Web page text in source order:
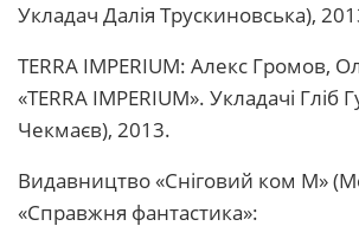
Укладач Далія Трускиновська),
TERRA IMPERIUM: Алекс Громов,
«TERRA IMPERIUM». Укладачі Гліб
Чекмаєв), 2013.
Видавництво «Сніговий ком М»
«Справжня фантастика»: